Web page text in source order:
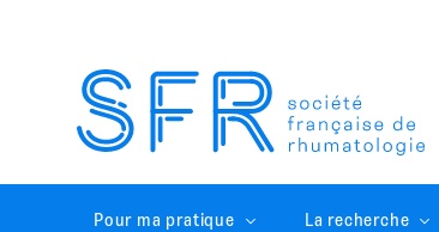
Pour ma pratique La recherche